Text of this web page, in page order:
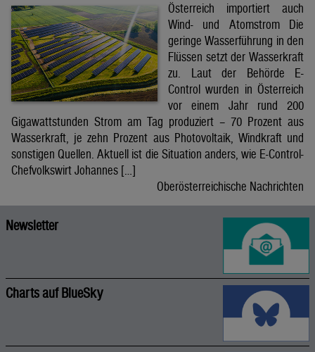
Österreich importiert auch
Wind- und Atomstrom Die
geringe Wasserführung in den
Flüssen setzt der Wasserkraft
zu. Laut der Behörde E-
Control wurden in Österreich
vor einem Jahr rund 200
Gigawattstunden Strom am Tag produziert – 70 Prozent aus
Wasserkraft, je zehn Prozent aus Photovoltaik, Windkraft und
sonstigen Quellen. Aktuell ist die Situation anders, wie E-Control-
Chefvolkswirt Johannes […]
Oberösterreichische Nachrichten
Newsletter
Charts auf BlueSky